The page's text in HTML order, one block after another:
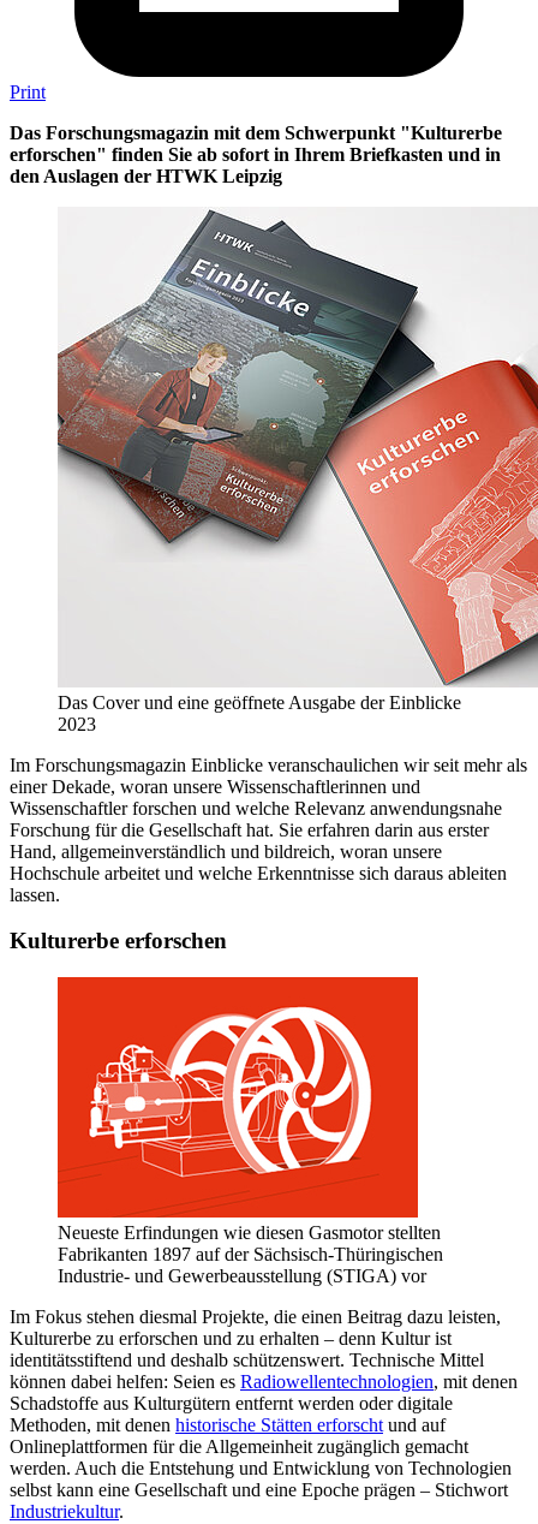
Print
Das Forschungsmagazin mit dem Schwerpunkt "Kulturerbe
erforschen" finden Sie ab sofort in Ihrem Briefkasten und in
den Auslagen der HTWK Leipzig
Das Cover und eine geöffnete Ausgabe der Einblicke
2023
Im Forschungsmagazin Einblicke veranschaulichen wir seit mehr als
einer Dekade, woran unsere Wissenschaftlerinnen und
Wissenschaftler forschen und welche Relevanz anwendungsnahe
Forschung für die Gesellschaft hat. Sie erfahren darin aus erster
Hand, allgemeinverständlich und bildreich, woran unsere
Hochschule arbeitet und welche Erkenntnisse sich daraus ableiten
lassen.
Kulturerbe erforschen
Neueste Erfindungen wie diesen Gasmotor stellten
Fabrikanten 1897 auf der Sächsisch-Thüringischen
Industrie- und Gewerbeausstellung (STIGA) vor
Im Fokus stehen diesmal Projekte, die einen Beitrag dazu leisten,
Kulturerbe zu erforschen und zu erhalten – denn Kultur ist
identitätsstiftend und deshalb schützenswert. Technische Mittel
können dabei helfen: Seien es Radiowellentechnologien, mit denen
Schadstoffe aus Kulturgütern entfernt werden oder digitale
Methoden, mit denen historische Stätten erforscht und auf
Onlineplattformen für die Allgemeinheit zugänglich gemacht
werden. Auch die Entstehung und Entwicklung von Technologien
selbst kann eine Gesellschaft und eine Epoche prägen – Stichwort
Industriekultur.